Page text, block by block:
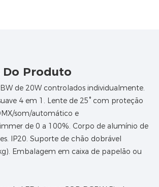
Do Produto
de 20W controlados individualmente.
4 em 1. Lente de 25° com proteção
som/automático e
de 0 a 100%. Corpo de alumínio de
IP20. Suporte de chão dobrável
Embalagem em caixa de papelão ou